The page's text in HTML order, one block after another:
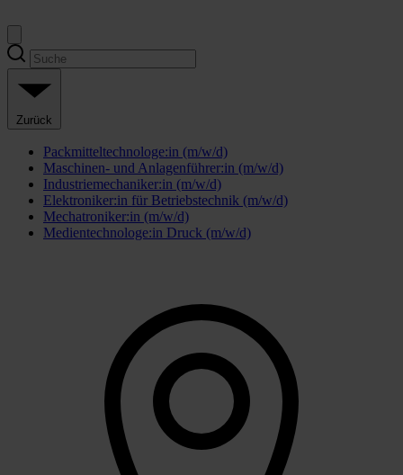
Zurück
Packmitteltechnologe:in (m/w/d)
Maschinen- und Anlagenführer:in (m/w/d)
Industriemechaniker:in (m/w/d)
Elektroniker:in für Betriebstechnik (m/w/d)
Mechatroniker:in (m/w/d)
Medientechnologe:in Druck (m/w/d)